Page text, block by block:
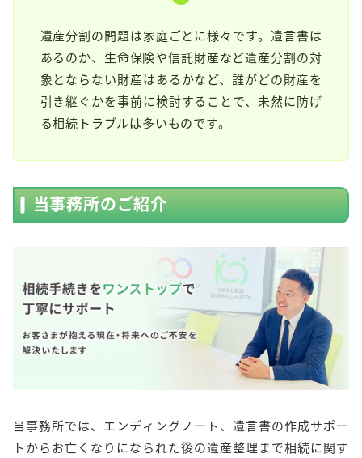
遺産分割の問題は家庭ごとに様々です。遺言書は
あるのか、生命保険や信託財産など遺産分割の対
象とならない財産はあるかなど、誰がどの財産を
引き継ぐかを事前に検討することで、未然に防げ
る相続トラブルは多いものです。
当事務所のご紹介
当事務所では、エンディングノート、遺言書の作成サポー
トからお亡くなりになられた後の遺産整理まで相続に関す